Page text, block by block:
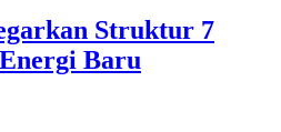
Struktur 7
Baru